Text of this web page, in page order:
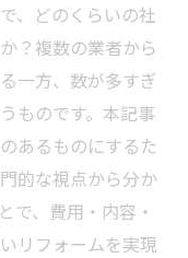
、どのくらいの社
？複数の業者から
一方、数が多すぎ
ものです。本記事
あるものにするた
的な視点から分か
で、費用・内容・
リフォームを実現